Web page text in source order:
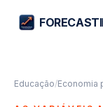
Educação/Economia